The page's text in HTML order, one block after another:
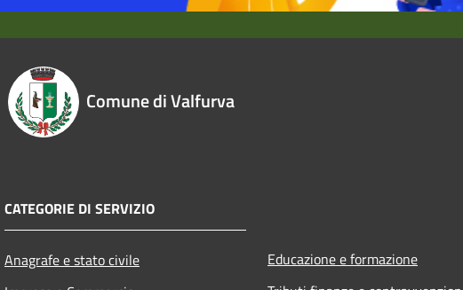
Comune di Valfurva
CATEGORIE DI SERVIZIO
Anagrafe e stato civile
Educazione e formazione